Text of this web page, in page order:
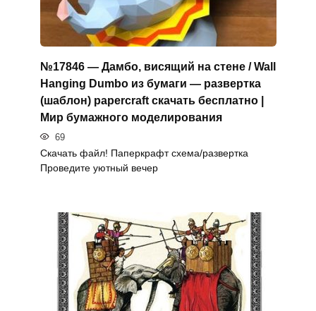
№17846 — Дамбо, висящий на стене / Wall
Hanging Dumbo из бумаги — развертка
(шаблон) papercraft скачать бесплатно |
Мир бумажного моделирования
69
Скачать файл! Паперкрафт схема/развертка
Проведите уютный вечер